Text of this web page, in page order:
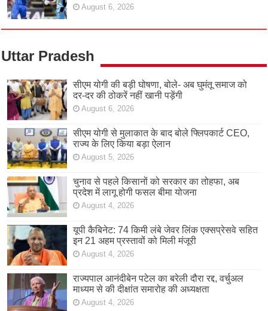
August 6, 2026
Uttar Pradesh
सीएम योगी की बड़ी घोषणा, बोले- अब घुमंतू समाज को
दर-दर की ठोकरें नहीं खानी पड़ेंगी
August 6, 2026
सीएम योगी से मुलाकात के बाद बोले फ्लिपकार्ट CEO,
राज्य के लिए किया बड़ा ऐलान
August 5, 2026
चुनाव से पहले किसानों को सरकार का तोहफा, अब
प्रदेश में लागू होगी फसल बीमा योजना
August 4, 2026
यूपी कैबिनेट: 74 किमी लंबे जेवर लिंक एक्सप्रेसवे सहित
इन 21 अहम प्रस्तावों को मिली मंजूरी
August 4, 2026
राज्यपाल आनंदीबेन पटेल का बरेली दौरा रद्द, वर्चुअल
माध्यम से की दीक्षांत समारोह की अध्यक्षता
August 4, 2026